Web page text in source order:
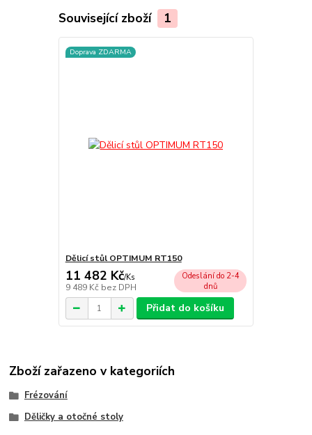
Související zboží 1
Doprava ZDARMA
Dělicí stůl OPTIMUM RT150
11 482 Kč/Ks
9 489 Kč bez DPH
Odeslání do 2-4
dnů
Přidat do košíku
Zboží zařazeno v kategoriích
Frézování
Děličky a otočné stoly